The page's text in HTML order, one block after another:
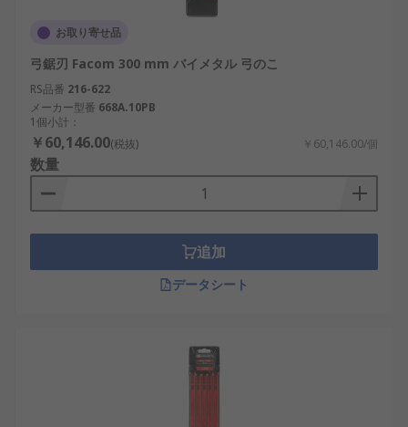
お取り寄せ品
弓鋸刃 Facom 300 mm バイメタル 弓のこ
RS品番 216-622
メーカー型番 668A.10PB
1個小計：
￥60,146.00(税抜) ￥60,146.00/個
数量
追加
データシート